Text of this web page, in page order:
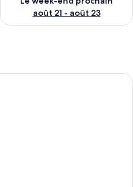
août 21 - août 23
Vue aérienne d’une piscine